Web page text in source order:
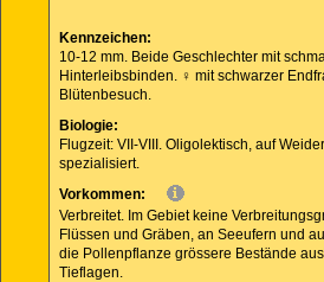
Kennzeichen:
10-12 mm. Beide Geschlechter mit
Hinterleibsbinden. ♀ mit schwarzer
Blütenbesuch.
Biologie:
Flugzeit: VII-VIII. Oligolektisch, auf
spezialisiert.
Vorkommen:
Verbreitet. Im Gebiet keine
Flüssen und Gräben, an Seeufern und
die Pollenpflanze grössere Bestände
Tieflagen.